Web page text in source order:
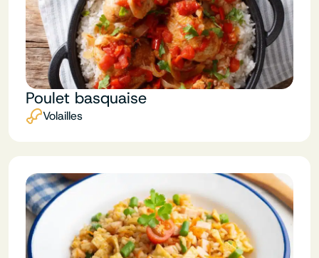
Poulet basquaise
Volailles